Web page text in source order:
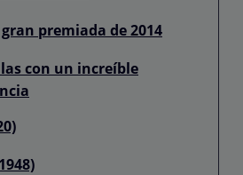
premiada de 2014
con un increíble